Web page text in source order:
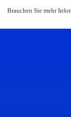
Brauchen Sie mehr